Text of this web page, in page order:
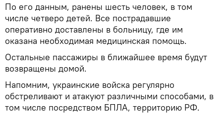
По его данным, ранены шесть человек, в том
числе четверо детей. Все пострадавшие
оперативно доставлены в больницу, где им
оказана необходимая медицинская помощь.
Остальные пассажиры в ближайшее время будут
возвращены домой.
Напомним, украинские войска регулярно
обстреливают и атакуют различными способами, в
том числе посредством БПЛА, территорию РФ.